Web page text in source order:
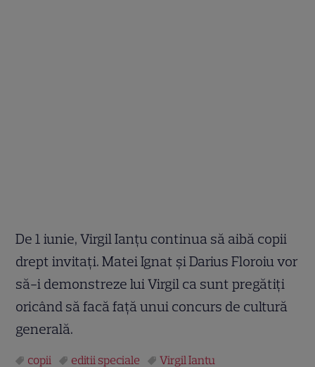
De 1 iunie, Virgil Ianţu continua să aibă copii
drept invitați. Matei Ignat şi Darius Floroiu vor
să-i demonstreze lui Virgil ca sunt pregătiţi
oricând să facă faţă unui concurs de cultură
generală.
copii editii speciale
Virgil Iantu